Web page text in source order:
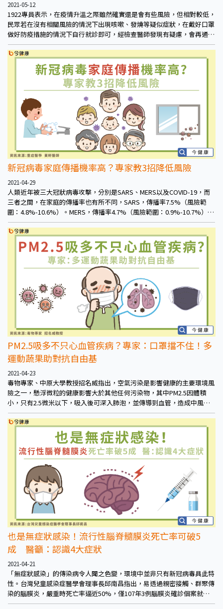
2021-05-12
1922專員表示，在疫情升溫之際雖然確實還是會有些風險，但相對較低，
民眾若在沒有相關風險的情況下出現咳嗽、發燒等疑似症狀，在戴好口罩
做好防疫措施的情況下自行就診即可，經檢查醫師發現有疑慮，會再通報
篩檢。
新冠病毒家庭傳播機率高？專家教3招降低風險
2021-04-29
人類近年被三大冠狀病毒攻擊，分別是SARS、MERS以及COVID-19，而
三者之間，在家庭的傳播率也有所不同，SARS，傳播率7.5%（風險範
圍：4.8%-10.6%）。MERS，傳播率4.7%（風險範圍：0.9%-10.7%）。
COVID-19，傳播率16.6%（風險範圍：14%-19.3%）。由此可見，
COVID-19是三大冠狀病毒最容易造成家庭傳播的。
PM2.5吸多不只心血管疾病？專家：口罩擋不住！多
運動蔬果助對抗自由基
2021-04-23
毒物專家、中原大學教授招名威指出，空氣污染是影響健康的主要環境風
險之一，懸浮微粒的健康影響大於其他任何污染物，其中PM2.5因體積
小，只有2.5微米以下，吸入後可深入肺泡，並傳導到血管，造成中風、
血管硬化、高血壓等心血管疾病發生。
也是無症狀感染！流行性腦脊髓膜炎死亡率可破5
成 醫籲：認識4大症狀
2021-04-21
「無症狀感染」的傳染病令人聞之色變，環境中並非只有新冠病毒具此特
性。台灣兒童感染症醫學會理事長邱南昌指出，易透過親密接觸、群聚傳
染的腦膜炎，嚴重時死亡率逼近50%，僅107年3例腦膜炎確診個案就有2
例死亡。加上症狀不明顯、感染後惡化速度快，若未及時就醫處理，恐留